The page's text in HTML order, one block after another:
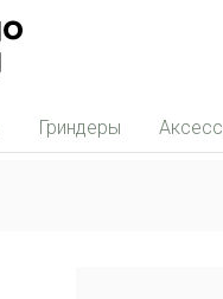
Гриндеры